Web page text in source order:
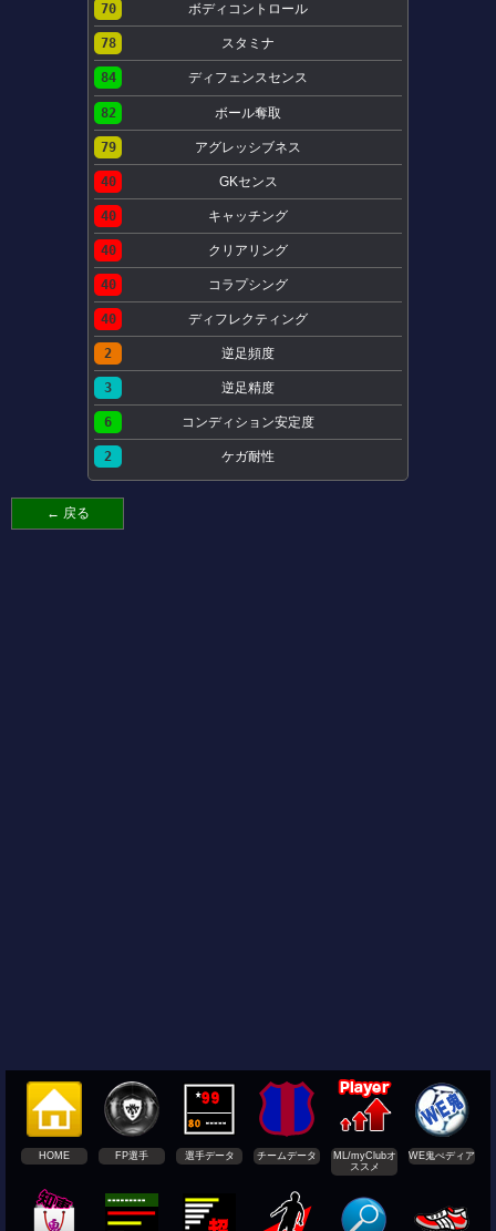
70 ボディコントロール
78 スタミナ
84 ディフェンスセンス
82 ボール奪取
79 アグレッシブネス
40 GKセンス
40 キャッチング
40 クリアリング
40 コラプシング
40 ディフレクティング
2 逆足頻度
3 逆足精度
6 コンディション安定度
2 ケガ耐性
← 戻る
HOME FP選手 選手データ チームデータ
ML/myClubオ
ススメ
WE鬼ぺディア